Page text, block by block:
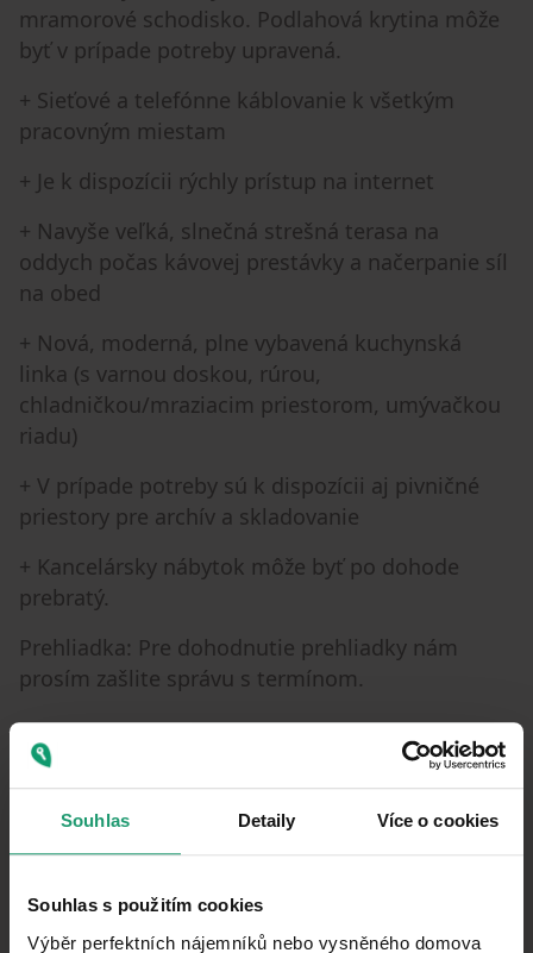
Souhlas Detaily Více o cookies
Souhlas s použitím cookies
Výběr perfektních nájemníků nebo vysněného domova
mramorové schodisko. Podlahová krytina môže
byť v prípade potreby upravená.
+ Sieťové a telefónne káblovanie k všetkým
pracovným miestam
+ Je k dispozícii rýchly prístup na internet
+ Navyše veľká, slnečná strešná terasa na
oddych počas kávovej prestávky a načerpanie síl
na obed
+ Nová, moderná, plne vybavená kuchynská
linka (s varnou doskou, rúrou,
chladničkou/mraziacim priestorom, umývačkou
riadu)
+ V prípade potreby sú k dispozícii aj pivničné
priestory pre archív a skladovanie
+ Kancelársky nábytok môže byť po dohode
prebratý.
Prehliadka: Pre dohodnutie prehliadky nám
prosím zašlite správu s termínom.
Parametre nehnuteľnosti
VEK Nad 50 rokov